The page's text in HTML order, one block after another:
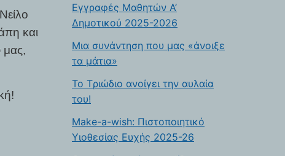
και
μας,
Εγγραφές Μαθητών Α’
Δημοτικού 2025-2026
Μια συνάντηση που μας «άνοιξε
τα μάτια»
To Tριώδιο ανοίγει την αυλαία
του!
Make-a-wish: Πιστοποιητικό
Υιοθεσίας Ευχής 2025-26